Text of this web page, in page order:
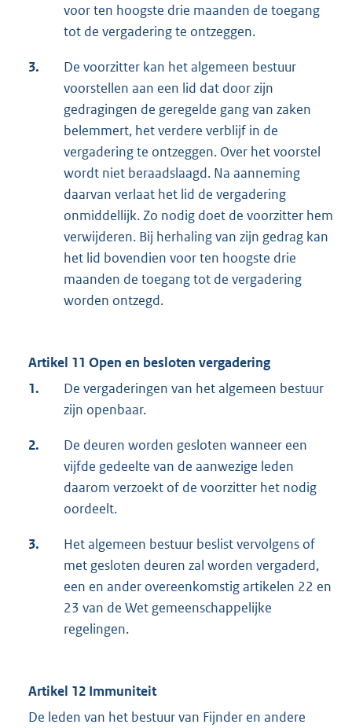
voor ten hoogste drie maanden de toegang
tot de vergadering te ontzeggen.
3.
De voorzitter kan het algemeen bestuur
voorstellen aan een lid dat door zijn
gedragingen de geregelde gang van zaken
belemmert, het verdere verblijf in de
vergadering te ontzeggen. Over het voorstel
wordt niet beraadslaagd. Na aanneming
daarvan verlaat het lid de vergadering
onmiddellijk. Zo nodig doet de voorzitter hem
verwijderen. Bij herhaling van zijn gedrag kan
het lid bovendien voor ten hoogste drie
maanden de toegang tot de vergadering
worden ontzegd.
Artikel 11 Open en besloten vergadering
1.
De vergaderingen van het algemeen bestuur
zijn openbaar.
2.
De deuren worden gesloten wanneer een
vijfde gedeelte van de aanwezige leden
daarom verzoekt of de voorzitter het nodig
oordeelt.
3.
Het algemeen bestuur beslist vervolgens of
met gesloten deuren zal worden vergaderd,
een en ander overeenkomstig artikelen 22 en
23 van de Wet gemeenschappelijke
regelingen.
Artikel 12 Immuniteit
De leden van het bestuur van Fijnder en andere